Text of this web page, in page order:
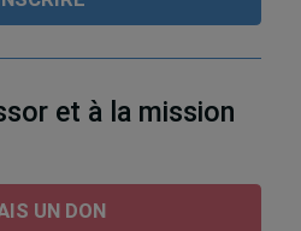
et à la mission
UN DON